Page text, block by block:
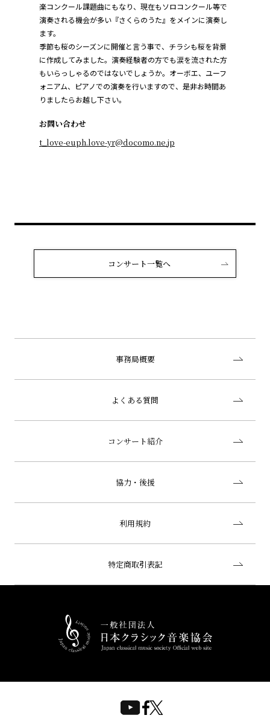
楽コンクール課題曲にもなり、現在もソロコンクール等で
演奏される機会が多い『さくらのうた』をメインに演奏し
ます。
季節も桜のシーズンに開催と言う事で、チラシも桜を背景
に作成してみました。演奏経験者の方でも涙を流された方
もいらっしゃるのではないでしょうか。オーボエ、ユーフ
ォニアム、ピアノでの演奏を行いますので、是非お時間あ
りましたらお越し下さい。
お問い合わせ
t_love-euph.love-yr@docomo.ne.jp
コンサート一覧へ
事務局概要
よくある質問
コンサート紹介
協力・後援
利用規約
特定商取引表記